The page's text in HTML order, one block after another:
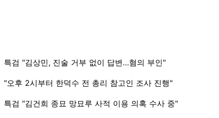
특검 "김상민, 진술 거부 없이 답변…혐의 부인"
"오후 2시부터 한덕수 전 총리 참고인 조사 진행"
특검 "김건희 종묘 망묘루 사적 이용 의혹 수사 중"